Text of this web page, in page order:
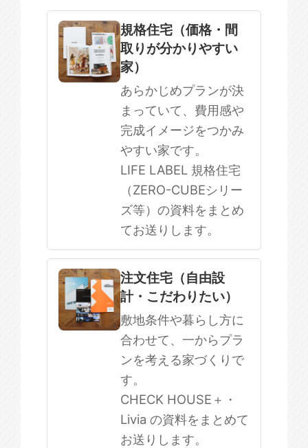
規格住宅
注文住宅
SOWOOD
まだ何も決まっていない
規格住宅（価格・間
取りが分かりやすい
家）
あらかじめプランが決
まっていて、費用感や
完成イメージをつかみ
やすい家です。
LIFE LABEL 規格住宅
（ZERO-CUBEシリー
ズ等）の資料をまとめ
てお送りします。
注文住宅（自由設
計・こだわりたい）
敷地条件や暮らし方に
合わせて、一からプラ
ンを考える家づくりで
す。
CHECK HOUSE＋・
Livia の資料をまとめて
お送りします。